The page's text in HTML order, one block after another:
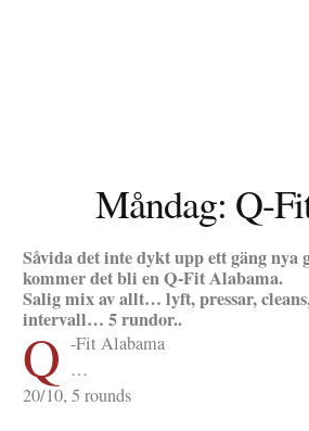
Måndag: Q-
Såvidadet inte dykt upp ett gäng
kommer det bli en Q-Fit Alabama.
Salig mix av allt… lyft, pressar,
intervall… 5 rundor..
Q -Fit Alabama
…
20/10, 5 rounds